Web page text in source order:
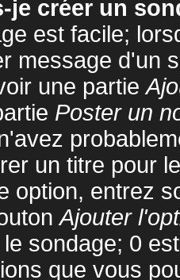
je créer un
est facile;
message d'un
une partie
Poster un
un titre pour
option, entrez
Ajouter
sondage; 0
que vous